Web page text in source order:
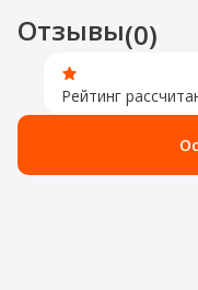
Отзывы(0)
Рейтинг